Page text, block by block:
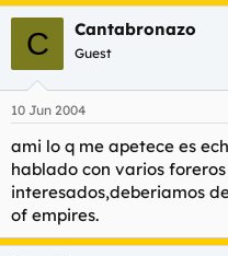
C Cantabronazo
Guest
10 Jun 2004
ami lo q me apetece es
hablado con varios
interesados,deberiamos
of empires.